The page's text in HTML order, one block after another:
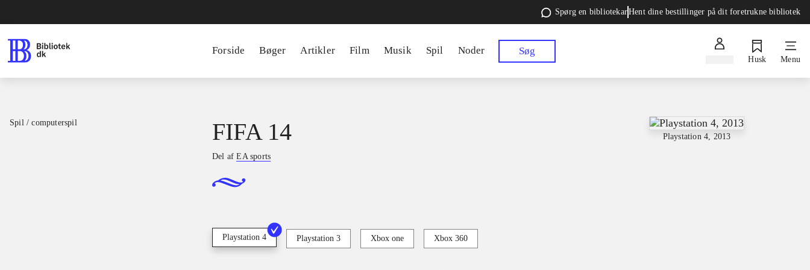
Spørg en bibliotekarHent dine bestillinger på dit foretrukne bibliotek
Forside Bøger Artikler Film Musik Spil Noder Søg
Husk Menu
Spil / computerspil
Playstation 4, 2013
FIFA 14
Del afEA sports
Playstation 4 Playstation 3 Xbox one Xbox 360